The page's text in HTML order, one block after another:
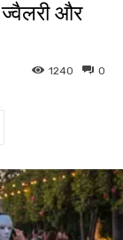
ज्वैलरी और
0
1240